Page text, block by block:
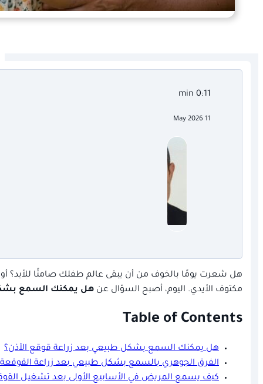
0:11 min
11 May 2026
هل شعرت يومًا بالخوف من أن يبقى عالم طفلك صامتًا للأبد؟
مكتوف الأيدي. اليوم، أصبح السؤال عن هل يمكنك السمع
Table of Contents
هل يمكنك السمع بشكل طبيعي بعد زراعة قوقع الأذن؟
الفرق الجوهري بالسمع بشكل طبيعي بعد زراعة
كيف يسمع المريض في الأسابيع الأولى بعد تشغيل